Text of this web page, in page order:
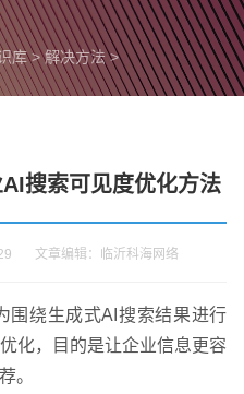
库>解决方法>
搜索可见度优化方法
文章编辑：临沂科海网络
围绕生成式AI搜索结果进行
化，目的是让企业信息更容
。